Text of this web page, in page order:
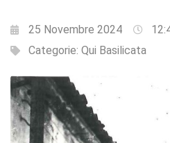
25 Novembre 2024
Categorie: Qui Basilicata